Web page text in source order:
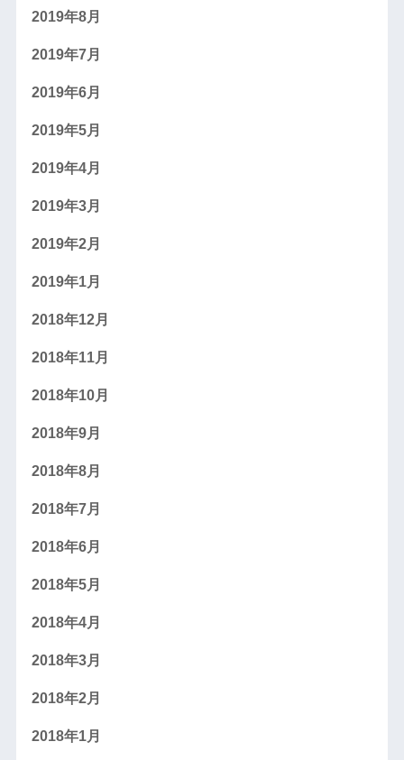
2019年8月
2019年7月
2019年6月
2019年5月
2019年4月
2019年3月
2019年2月
2019年1月
2018年12月
2018年11月
2018年10月
2018年9月
2018年8月
2018年7月
2018年6月
2018年5月
2018年4月
2018年3月
2018年2月
2018年1月